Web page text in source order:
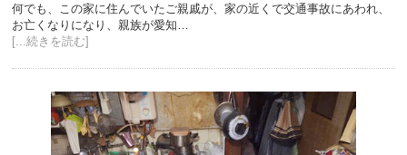
何でも、この家に住んでいたご親戚が、家の近くで交通事故にあわれ、
お亡くなりになり、親族が愛知…
[...続きを読む]